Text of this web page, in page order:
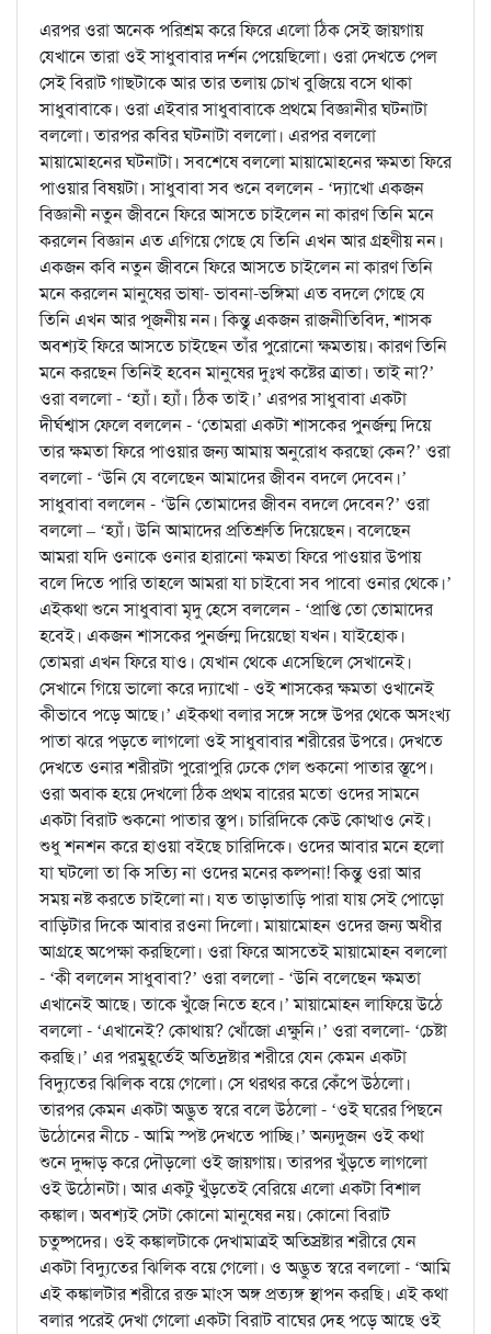
এরপর ওরা অনেক পরিশ্রম করে ফিরে এলো ঠিক সেই জায়গায়
যেখানে তারা ওই সাধুবাবার দর্শন পেয়েছিলো। ওরা দেখতে পেল
সেই বিরাট গাছটাকে আর তার তলায় চোখ বুজিয়ে বসে থাকা
সাধুবাবাকে। ওরা এইবার সাধুবাবাকে প্রথমে বিজ্ঞানীর ঘটনাটা
বললো। তারপর কবির ঘটনাটা বললো। এরপর বললো
মায়ামোহনের ঘটনাটা। সবশেষে বললো মায়ামোহনের ক্ষমতা ফিরে
পাওয়ার বিষয়টা। সাধুবাবা সব শুনে বললেন - ‘দ্যাখো একজন
বিজ্ঞানী নতুন জীবনে ফিরে আসতে চাইলেন না কারণ তিনি মনে
করলেন বিজ্ঞান এত এগিয়ে গেছে যে তিনি এখন আর গ্রহণীয় নন।
একজন কবি নতুন জীবনে ফিরে আসতে চাইলেন না কারণ তিনি
মনে করলেন মানুষের ভাষা- ভাবনা-ভঙ্গিমা এত বদলে গেছে যে
তিনি এখন আর পূজনীয় নন। কিন্তু একজন রাজনীতিবিদ, শাসক
অবশ্যই ফিরে আসতে চাইছেন তাঁর পুরোনো ক্ষমতায়। কারণ তিনি
মনে করছেন তিনিই হবেন মানুষের দুঃখ কষ্টের ত্রাতা। তাই না?’
ওরা বললো - ‘হ্যাঁ। হ্যাঁ। ঠিক তাই।’ এরপর সাধুবাবা একটা
দীর্ঘশ্বাস ফেলে বললেন - ‘তোমরা একটা শাসকের পুনর্জন্ম দিয়ে
তার ক্ষমতা ফিরে পাওয়ার জন্য আমায় অনুরোধ করছো কেন?’ ওরা
বললো - ‘উনি যে বলেছেন আমাদের জীবন বদলে দেবেন।’
সাধুবাবা বললেন - ‘উনি তোমাদের জীবন বদলে দেবেন?’ ওরা
বললো – ‘হ্যাঁ। উনি আমাদের প্রতিশ্রুতি দিয়েছেন। বলেছেন
আমরা যদি ওনাকে ওনার হারানো ক্ষমতা ফিরে পাওয়ার উপায়
বলে দিতে পারি তাহলে আমরা যা চাইবো সব পাবো ওনার থেকে।’
এইকথা শুনে সাধুবাবা মৃদু হেসে বললেন - ‘প্রাপ্তি তো তোমাদের
হবেই। একজন শাসকের পুনর্জন্ম দিয়েছো যখন। যাইহোক।
তোমরা এখন ফিরে যাও। যেখান থেকে এসেছিলে সেখানেই।
সেখানে গিয়ে ভালো করে দ্যাখো - ওই শাসকের ক্ষমতা ওখানেই
কীভাবে পড়ে আছে।’ এইকথা বলার সঙ্গে সঙ্গে উপর থেকে অসংখ্য
পাতা ঝরে পড়তে লাগলো ওই সাধুবাবার শরীরের উপরে। দেখতে
দেখতে ওনার শরীরটা পুরোপুরি ঢেকে গেল শুকনো পাতার স্তূপে।
ওরা অবাক হয়ে দেখলো ঠিক প্রথম বারের মতো ওদের সামনে
একটা বিরাট শুকনো পাতার স্তূপ। চারিদিকে কেউ কোত্থাও নেই।
শুধু শনশন করে হাওয়া বইছে চারিদিকে। ওদের আবার মনে হলো
যা ঘটলো তা কি সত্যি না ওদের মনের কল্পনা! কিন্তু ওরা আর
সময় নষ্ট করতে চাইলো না। যত তাড়াতাড়ি পারা যায় সেই পোড়ো
বাড়িটার দিকে আবার রওনা দিলো। মায়ামোহন ওদের জন্য অধীর
আগ্রহে অপেক্ষা করছিলো। ওরা ফিরে আসতেই মায়ামোহন বললো
- ‘কী বললেন সাধুবাবা?’ ওরা বললো - ‘উনি বলেছেন ক্ষমতা
এখানেই আছে। তাকে খুঁজে নিতে হবে।’ মায়ামোহন লাফিয়ে উঠে
বললো - ‘এখানেই? কোথায়? খোঁজো এক্ষুনি।’ ওরা বললো- ‘চেষ্টা
করছি।’ এর পরমুহূর্তেই অতিদ্রষ্টার শরীরে যেন কেমন একটা
বিদ্যুতের ঝিলিক বয়ে গেলো। সে থরথর করে কেঁপে উঠলো।
তারপর কেমন একটা অদ্ভুত স্বরে বলে উঠলো - ‘ওই ঘরের পিছনে
উঠোনের নীচে - আমি স্পষ্ট দেখতে পাচ্ছি।’ অন্যদুজন ওই কথা
শুনে দুদ্দাড় করে দৌড়লো ওই জায়গায়। তারপর খুঁড়তে লাগলো
ওই উঠোনটা। আর একটু খুঁড়তেই বেরিয়ে এলো একটা বিশাল
কঙ্কাল। অবশ্যই সেটা কোনো মানুষের নয়। কোনো বিরাট
চতুষ্পদের। ওই কঙ্কালটাকে দেখামাত্রই অতিস্রষ্টার শরীরে যেন
একটা বিদ্যুতের ঝিলিক বয়ে গেলো। ও অদ্ভুত স্বরে বললো - ‘আমি
এই কঙ্কালটার শরীরে রক্ত মাংস অঙ্গ প্রত্যঙ্গ স্থাপন করছি। এই কথা
বলার পরেই দেখা গেলো একটা বিরাট বাঘের দেহ পড়ে আছে ওই